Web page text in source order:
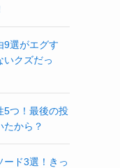
9選がエグす
いクズだっ
5つ！最後の投
たから？
ード3選！きっ